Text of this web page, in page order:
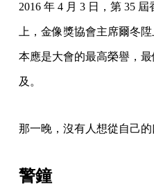
2016 年 4 月 3 日，第 35
上，金像獎協會主席爾冬
本應是大會的最高榮譽，
及。
那一晚，沒有人想從自己的
警鐘